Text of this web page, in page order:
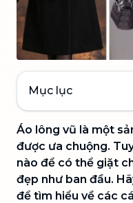
Mục lục
Áo lông vũ là một
được ưa chuộng.
nào để có thể giặt
đẹp như ban đầu.
để tìm hiểu về các